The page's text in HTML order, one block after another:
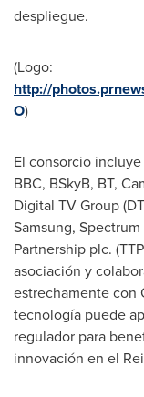
despliegue.
(Logo:
http://
O)
El consorcio
BBC, BSkyB, BT,
Digital TV Group
Samsung,
Partnership plc.
asociación y
estrechamente con
tecnología puede
regulador para
innovación en el